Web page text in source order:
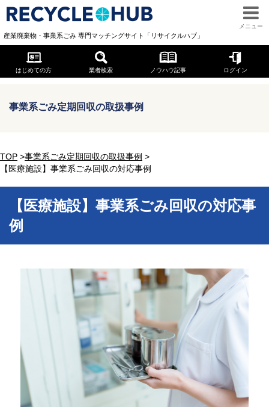
メニュー
産業廃棄物・事業系ごみ 専門マッチングサイト「リサイクルハブ」
はじめての方 業者検索 ノウハウ記事 ログイン
事業系ごみ定期回収の取扱事例
TOP >事業系ごみ定期回収の取扱事例 >
【医療施設】事業系ごみ回収の対応事例
【医療施設】事業系ごみ回収の対応事
例